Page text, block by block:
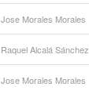
Jose Morales Morales
Raquel Alcalá Sánchez
Jose Morales Morales